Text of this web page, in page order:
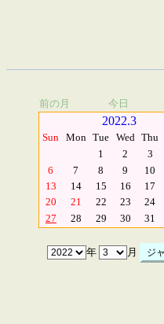
前の月 今日
2022.3
Sun Mon Tue Wed Thu
1
2 3
6
7 8 9 10
13
14 15 16 17
20
21 22 23 24
27
28 29 30 31
年 月